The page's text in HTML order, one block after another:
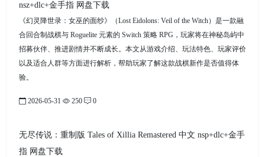
nsz+dlc+金手指 网盘下载
《幻灵降世录：女巫的面纱》（Lost Eidolons: Veil of the Witch）是一款融
合回合制战棋与 Roguelite 元素的 Switch 策略 RPG，玩家将在神秘岛屿中
招募伙伴、推进剧情并不断成长。本文从游戏介绍、玩法特色、玩家评价
以及适合人群等方面进行解析，帮助玩家了解这款战棋新作是否值得体
验。
2026-05-31 250 0
无尽传说：重制版 Tales of Xillia Remastered 中文 nsp+dlc+金手
指 网盘下载